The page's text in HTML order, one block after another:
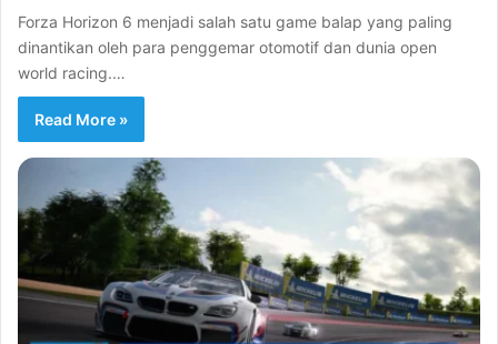
Forza Horizon 6 menjadi salah satu game balap yang paling
dinantikan oleh para penggemar otomotif dan dunia open
world racing.…
Read More »